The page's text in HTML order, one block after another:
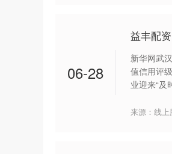
06-28
益丰配
新华网武
值信用评
业迎来“及
来源：线上